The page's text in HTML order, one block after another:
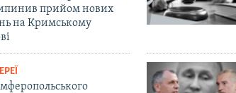
прийом нових
на Кримському